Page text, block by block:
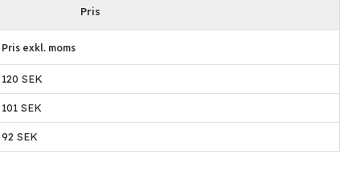
Pris
Pris exkl. moms
120 SEK
101 SEK
92 SEK